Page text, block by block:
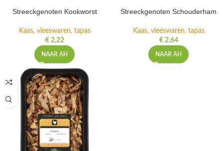
Streeckgenoten Kookworst
Kaas, vleeswaren, tapas
€2,22
NAAR AH
Streeckgenoten Schouderham
Kaas, vleeswaren, tapas
€2,64
NAAR AH